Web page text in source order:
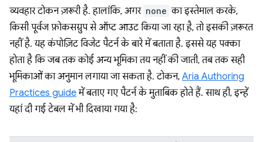
व्यवहार टोकन ज़रूरी है. हालांकि, अगर none का इस्तेमाल करके,
किसी पूर्वज फ़ोकसग्रुप से ऑप्ट आउट किया जा रहा है, तो इसकी ज़रूरत
नहीं है. यह कंपोज़िट विजेट पैटर्न के बारे में बताता है. इससे यह पक्का
होता है कि जब तक कोई अन्य भूमिका तय नहीं की जाती, तब तक सही
भूमिकाओं का अनुमान लगाया जा सकता है. टोकन, Aria Authoring
Practices guideमें बताए गए पैटर्न के मुताबिक होते हैं. साथ ही, इन्हें
यहां दी गई टेबल में भी दिखाया गया है: